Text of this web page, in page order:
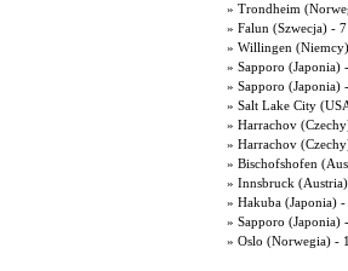
» Trondheim
» Falun (Szwecja) -
» Willingen
» Sapporo (Japonia)
» Sapporo (Japonia)
» Salt Lake City
» Harrachov
» Harrachov
» Bischofshofen
» Innsbruck
» Hakuba (Japonia)
» Sapporo (Japonia)
» Oslo (Norwegia) -